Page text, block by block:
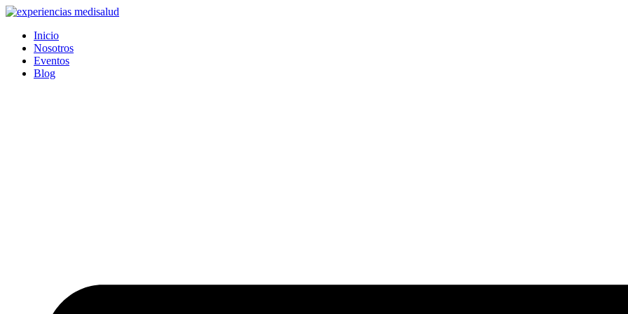
Ir
contenido
Inicio
Nosotros
Eventos
Blog